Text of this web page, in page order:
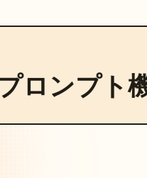
ロンプト